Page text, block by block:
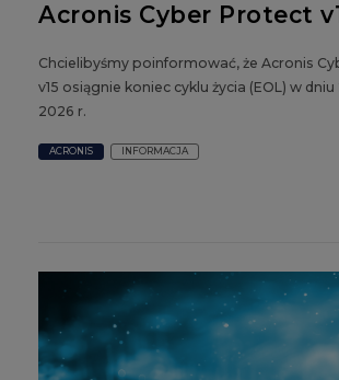
Acronis Cyber Protect
Chcielibyśmy poinformować, że Acronis
v15 osiągnie koniec cyklu życia (EOL) w dniu
2026 r.
ACRONIS INFORMACJA